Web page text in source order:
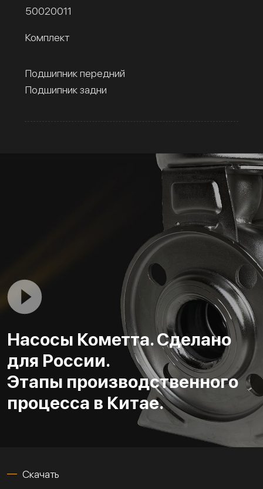
50020011
Комплект
Подшипник передний
Подшипник задни
Насосы Кометта. Сделано
для России.
Этапы производственного
процесса в Китае.
Скачать